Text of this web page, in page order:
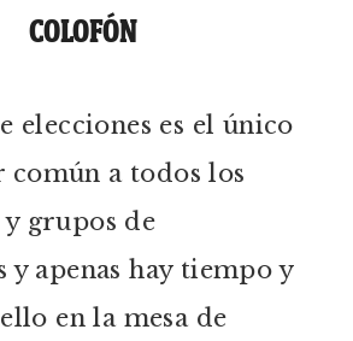
COLOFÓN
elecciones es el único
común a todos los
grupos de
y apenas hay tiempo y
en la mesa de